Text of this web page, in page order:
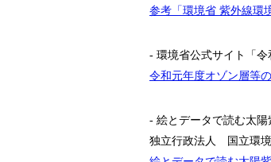
参考「環境省 紫外線環
- 環境省公式サイト「
令和元年度オゾン層等
- 絵とデータで読む太
独立行政法人 国立環